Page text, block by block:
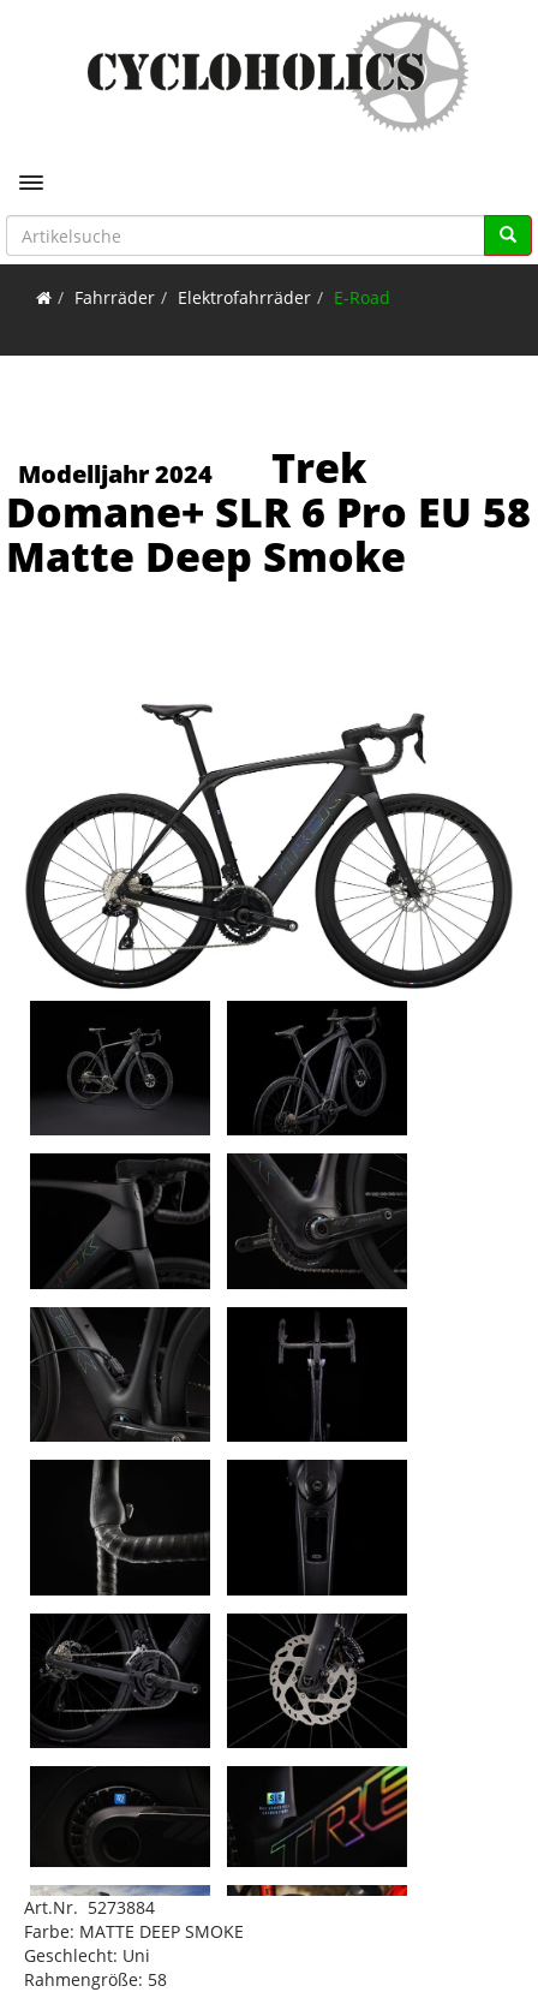
Toggle navigation
Fahrräder Elektrofahrräder E-Road
Modelljahr 2024
Trek
Domane+ SLR 6 Pro EU 58
Matte Deep Smoke
Art.Nr. 5273884
Farbe: MATTE DEEP SMOKE
Geschlecht: Uni
Rahmengröße: 58